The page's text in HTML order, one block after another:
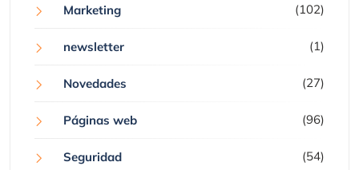
Marketing (102)
newsletter (1)
Novedades (27)
Páginas web (96)
Seguridad (54)